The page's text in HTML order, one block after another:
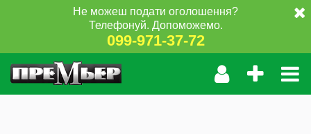
Не можеш подати оголошення?
Телефонуй. Допоможемо.
099-971-37-72